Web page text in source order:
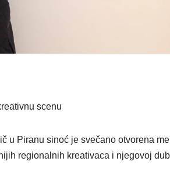
scenu
u Piranu sinoć je svečano otvorena
regionalnih kreativaca i njegovoj